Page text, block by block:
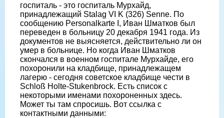
госпиталь - это госпиталь Мурхайд,
принадлежащий Stalag VI K (326) Senne. По
сообщению Personalkarte I, Иван Шматков был
переведен в больницу 20 декабря 1941 года. Из
документов не выясняется, действительно ли он
умер в больнице. Но когда Иван Шматков
скончался в военном госпитале Мурхайде, его
похоронили на кладбище, принадлежащем
лагерю - сегодня советское кладбище чести в
Schloß Holte-Stukenbrock. Есть список с
некоторыми именами похороненных здесь.
Может ты там спросишь. Вот ссылка с
контактными данными: